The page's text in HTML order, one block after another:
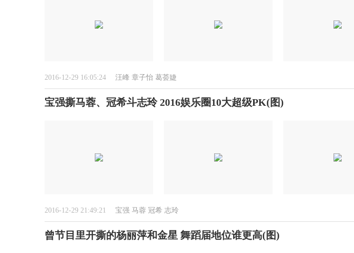
2016-12-29 16:05:24 汪峰 章子怡 葛荟婕
宝强撕马蓉、冠希斗志玲 2016娱乐圈10大超级PK(图)
2016-12-29 21:49:21 宝强 马蓉 冠希 志玲
曾节目里开撕的杨丽萍和金星 舞蹈届地位谁更高(图)